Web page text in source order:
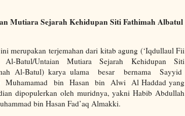
Mutiara Sejarah Kehidupan Siti Fathimah Albatul
merupakan terjemahan dari kitab agung (‘Iqdullaul Fii
Al-Batul/Untaian Mutiara Sejarah Kehidupan Siti
Al-Batul) karya ulama besar bernama Sayyid
Muhamamad bin Hasan bin Alwi Al Haddad yang
dipopulerkan oleh muridnya, yakni Habib Abdullah
bin Hasan Fad’aq Almakki.